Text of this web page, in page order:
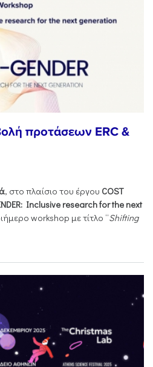
προτάσεων ERC &
, στο πλαίσιο του έργου COST
Inclusive research for the next
workshop με τίτλο “Shifting